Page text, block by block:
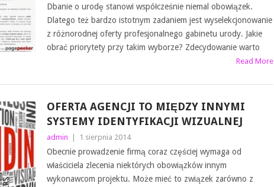
Dbanie o urodę stanowi współcześnie niemal obowiązek.
Dlatego też bardzo istotnym zadaniem jest wyselekcjonowanie
z różnorodnej oferty profesjonalnego gabinetu urody. Jakie
obrać priorytety przy takim wyborze? Zdecydowanie warto
Read More
OFERTA AGENCJI TO MIĘDZY INNYMI
SYSTEMY IDENTYFIKACJI WIZUALNEJ
admin 1 sierpnia 2014
Obecnie prowadzenie firmą coraz częściej wymaga od
właściciela zlecenia niektórych obowiązków innym
wykonawcom projektu. Może mieć to związek zarówno z